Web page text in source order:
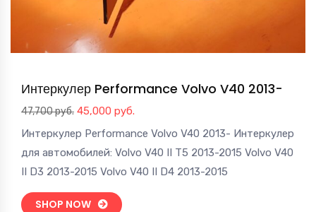
Интеркулер Performance Volvo V40 2013-
47,700руб. Первоначальная
цена
составляла
47,700 руб..
45,000 руб.
цена:
45,000 руб..
Интеркулер Performance Volvo V40 2013- Интеркулер
для автомобилей: Volvo V40 II T5 2013-2015 Volvo V40
II D3 2013-2015 Volvo V40 II D4 2013-2015
SHOP NOW